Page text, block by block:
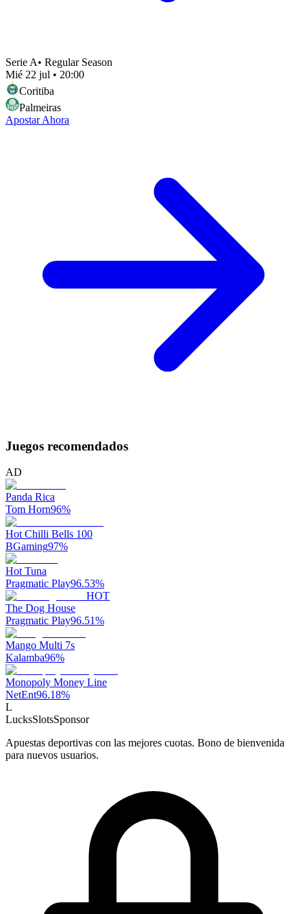
Serie A• Regular Season
Mié 22 jul • 20:00
Coritiba
Palmeiras
Apostar Ahora
Juegos recomendados
AD
Panda Rica
Tom Horn96%
Hot Chilli Bells 100
BGaming97%
Hot Tuna
Pragmatic Play96.53%
HOT
The Dog House
Pragmatic Play96.51%
Mango Multi 7s
Kalamba96%
Monopoly Money Line
NetEnt96.18%
L
LucksSlotsSponsor
Apuestas deportivas con las mejores cuotas. Bono de bienvenida
para nuevos usuarios.